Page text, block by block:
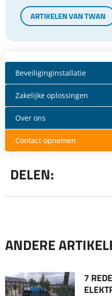
ARTIKELEN VAN TWAN
Beveiliginginstallatie
Zakelijke oplossingen
Over ons
Contact opnemen
DELEN:
ANDERE
7